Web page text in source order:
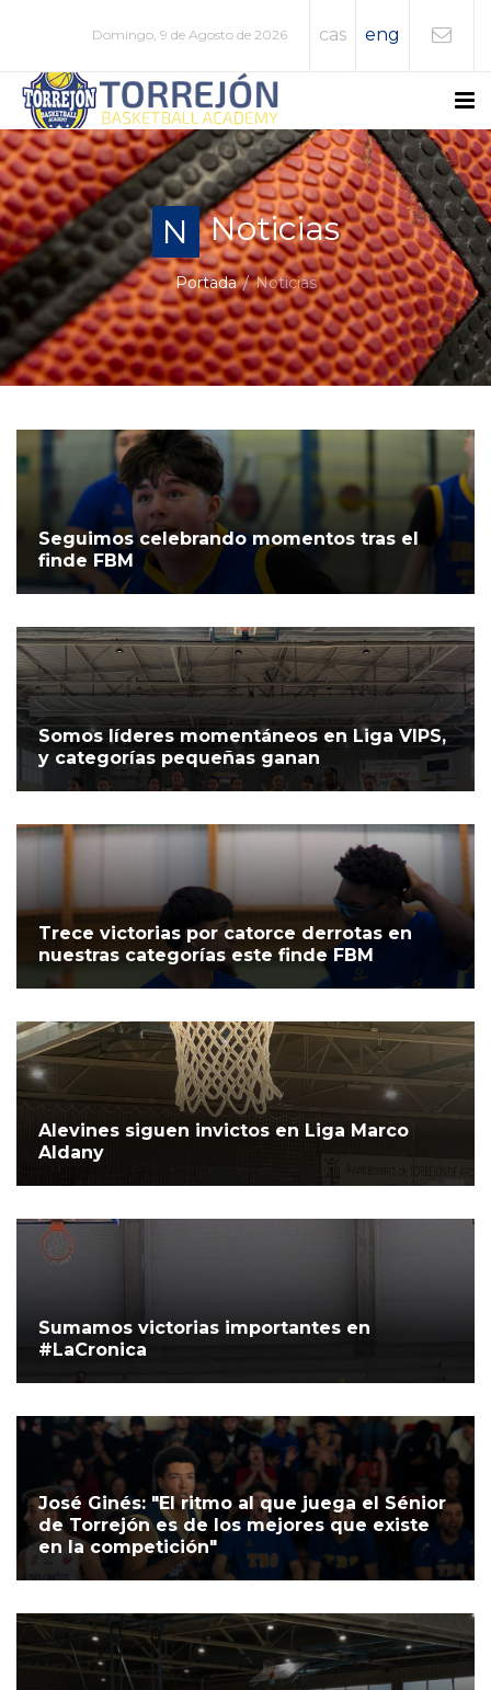
Domingo, 9 de Agosto de 2026 cas eng
N Noticias
Portada Noticias
Seguimos celebrando momentos tras el
finde FBM
Somos líderes momentáneos en Liga VIPS,
y categorías pequeñas ganan
Trece victorias por catorce derrotas en
nuestras categorías este finde FBM
Alevines siguen invictos en Liga Marco
Aldany
Sumamos victorias importantes en
#LaCronica
José Ginés: "El ritmo al que juega el Sénior
de Torrejón es de los mejores que existe
en la competición"